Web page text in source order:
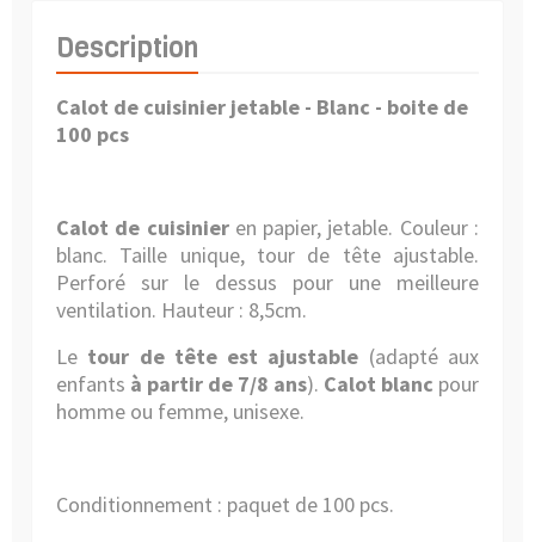
Description
Calot de cuisinier jetable - Blanc - boite de
100 pcs
Calot de cuisinieren papier, jetable. Couleur :
blanc. Taille unique, tour de tête ajustable.
Perforé sur le dessus pour une meilleure
ventilation. Hauteur : 8,5cm.
Le tour de tête est ajustable (adapté aux
enfants à partir de 7/8 ans). Calot blanc pour
homme ou femme, unisexe.
Conditionnement : paquet de 100 pcs.